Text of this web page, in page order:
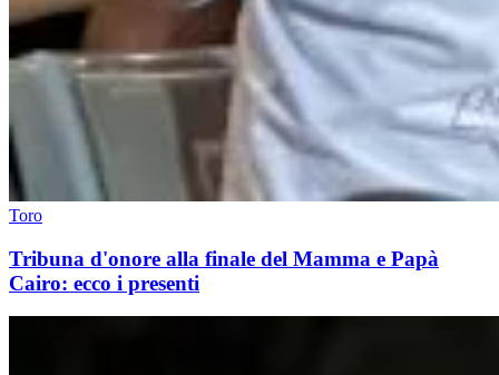
Toro
Tribuna d'onore alla finale del Mamma e Papà
Cairo: ecco i presenti